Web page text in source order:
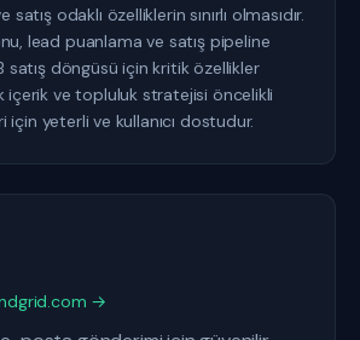
odaklı özelliklerin sınırlı olmasıdır.
lead puanlama ve satış pipeline
satış döngüsü için kritik özellikler
içerik ve topluluk stratejisi öncelikli
için yeterli ve kullanıcı dostudur.
→